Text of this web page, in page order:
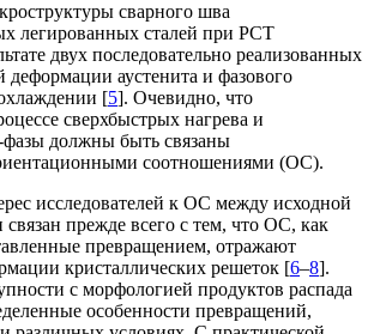
сварного шва
легированных сталей при РСТ
двух последовательно реализованных
деформации аустенита и фазового
[5]. Очевидно, что
сверхбыстрых нагрева и
должны быть связаны
соотношениями (ОС).
исследователей к ОС между исходной
прежде всего с тем, что ОС, как
превращением, отражают
кристаллических решеток [6–8].
с морфологией продуктов распада
особенности превращений,